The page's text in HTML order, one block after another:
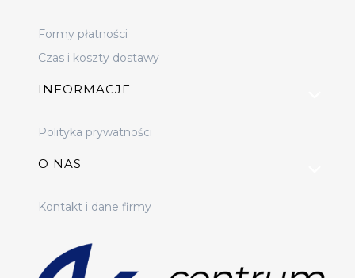
Formy płatności
Czas i koszty dostawy
INFORMACJE
Polityka prywatności
O NAS
Kontakt i dane firmy